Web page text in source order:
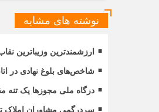
نوشته های مشابه
ارزشمندترین وزیباترین
شاخص‌های بلوغ نهادی در
درگاه ملی مجوزها یک تنه
سردرگمی مشاوران املاک